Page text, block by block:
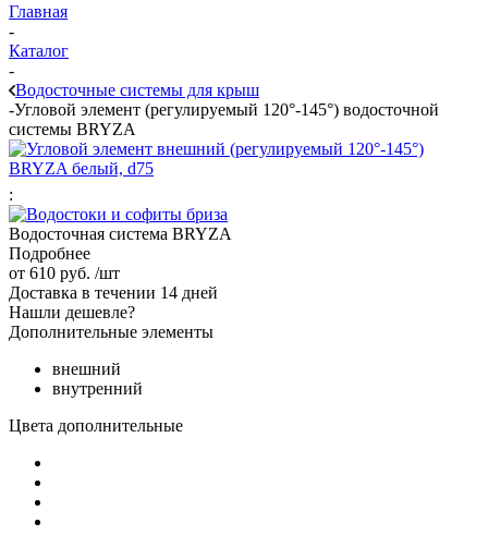
Главная
-
Каталог
-
Водосточные системы для крыш
-Угловой элемент (регулируемый 120°-145°) водосточной
системы BRYZA
:
Водосточная система BRYZA
Подробнее
от 610 руб. /шт
Доставка в течении 14 дней
Нашли дешевле?
Дополнительные элементы
внешний
внутренний
Цвета дополнительные